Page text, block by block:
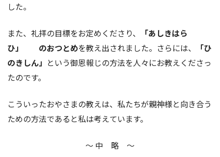
した。
また、礼拝の目標をお定めくださり、
「あしきはら
ひ」 のおつとめを教え出されました。さらには、
「ひ
のきしん」 という御恩報じの方法を人々にお教えくださっ
たのです。
こういったおやさまの教えは、私たちが親神様と向き合う
ための方法であると私は考えています。
〜 中 略 〜